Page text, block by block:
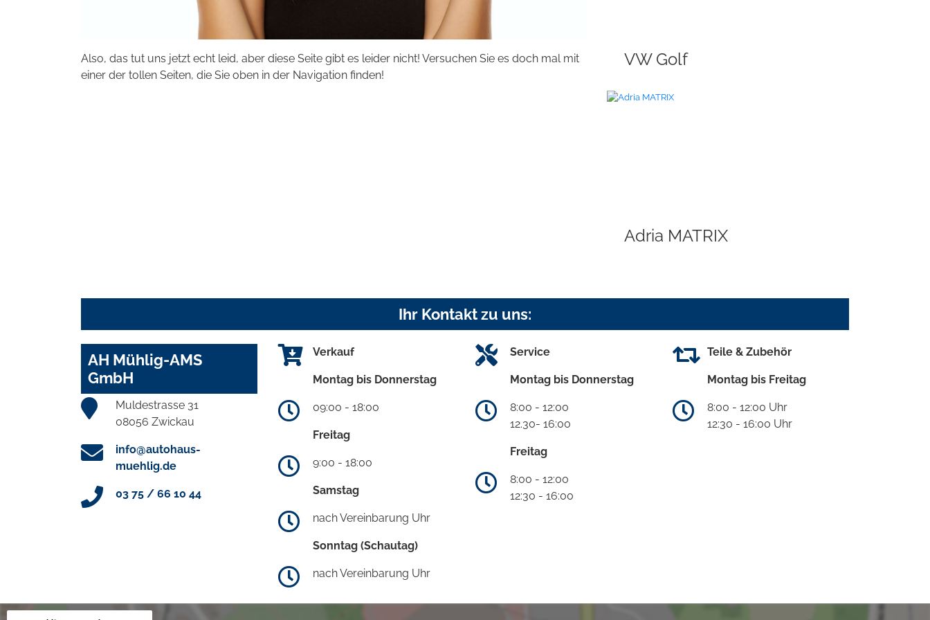
Also, das tut uns jetzt echt leid, aber diese Seite gibt es leider nicht! Versuchen Sie es doch mal mit
einer der tollen Seiten, die Sie oben in der Navigation finden!
VW Golf
Adria MATRIX
Ihr Kontakt zu uns:
AH Mühlig-AMS
GmbH
Muldestrasse 31
08056 Zwickau
info@autohaus-
muehlig.de
03 75 / 66 10 44
Verkauf
Montag bis Donnerstag
09:00 - 18:00
Freitag
9:00 - 18:00
Samstag
nach Vereinbarung Uhr
Sonntag (Schautag)
nach Vereinbarung Uhr
Service
Montag bis Donnerstag
8:00 - 12:00
12.30- 16:00
Freitag
8:00 - 12:00
12:30 - 16:00
Teile & Zubehör
Montag bis Freitag
8:00 - 12:00 Uhr
12:30 - 16:00 Uhr